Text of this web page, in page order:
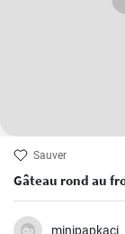
Sauver
Gâteau rond au
minipapkaci